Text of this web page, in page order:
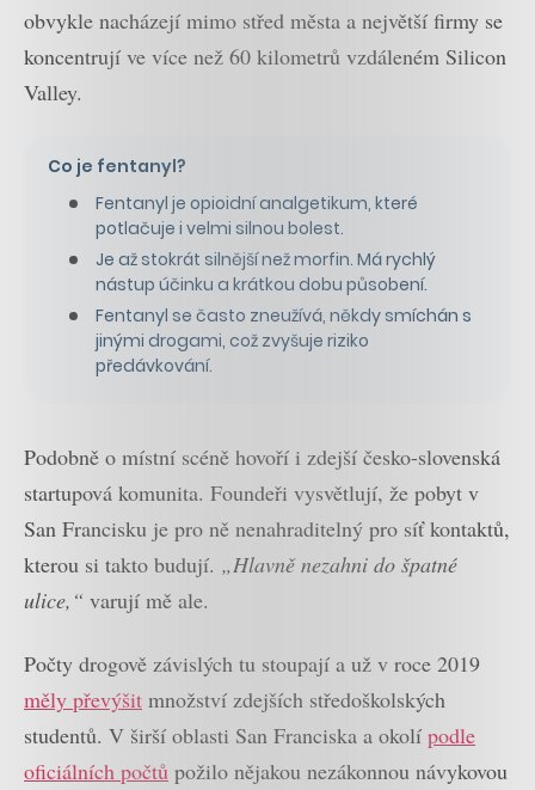
obvykle nacházejí mimo střed města a největší firmy se
koncentrují ve více než 60 kilometrů vzdáleném Silicon
Valley.
Co je fentanyl?
Fentanyl je opioidní analgetikum, které
potlačuje i velmi silnou bolest.
Je až stokrát silnější než morfin. Má rychlý
nástup účinku a krátkou dobu působení.
Fentanyl se často zneužívá, někdy smíchán s
jinými drogami, což zvyšuje riziko
předávkování.
Podobně o místní scéně hovoří i zdejší česko-slovenská
startupová komunita. Foundeři vysvětlují, že pobyt v
San Francisku je pro ně nenahraditelný pro síť kontaktů,
kterou si takto budují. „Hlavně nezahni do špatné
ulice,“ varují mě ale.
Počty drogově závislých tu stoupají a už v roce 2019
měly převýšit množství zdejších středoškolských
studentů. V širší oblasti San Franciska a okolí podle
oficiálních počtů požilo nějakou nezákonnou návykovou